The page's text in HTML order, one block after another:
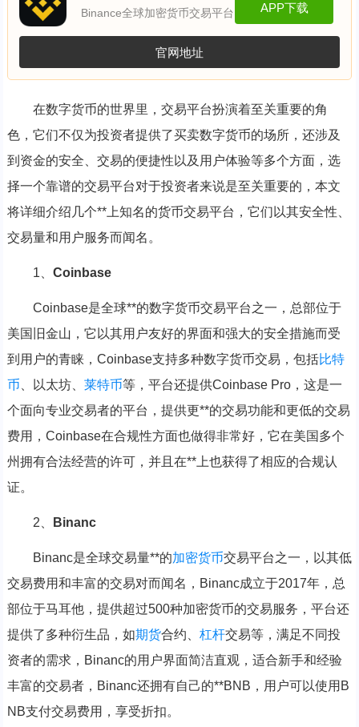
Binance全球加密货币交易平台 APP下载
官网地址
在数字货币的世界里，交易平台扮演着至关重要的角
色，它们不仅为投资者提供了买卖数字货币的场所，还涉及
到资金的安全、交易的便捷性以及用户体验等多个方面，选
择一个靠谱的交易平台对于投资者来说是至关重要的，本文
将详细介绍几个**上知名的货币交易平台，它们以其安全性、
交易量和用户服务而闻名。
1、 Coinbase
Coinbase是全球**的数字货币交易平台之一，总部位于
美国旧金山，它以其用户友好的界面和强大的安全措施而受
到用户的青睐，Coinbase支持多种数字货币交易，包括比特
币 、以太坊、 莱特币等，平台还提供Coinbase Pro，这是一
个面向专业交易者的平台，提供更**的交易功能和更低的交易
费用，Coinbase在合规性方面也做得非常好，它在美国多个
州拥有合法经营的许可，并且在**上也获得了相应的合规认
证。
2、 Binanc
Binanc是全球交易量**的加密货币交易平台之一，以其低
交易费用和丰富的交易对而闻名，Binanc成立于2017年，总
部位于马耳他，提供超过500种加密货币的交易服务，平台还
提供了多种衍生品，如期货合约、 杠杆交易等，满足不同投
资者的需求，Binanc的用户界面简洁直观，适合新手和经验
丰富的交易者，Binanc还拥有自己的**BNB，用户可以使用B
NB支付交易费用，享受折扣。